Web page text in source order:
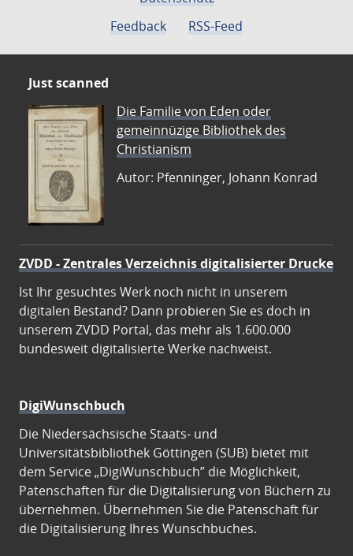
Feedback
RSS-Feed
Just scanned
Die Familie von Eden oder
gemeinnüzige Bibliothek des
Christianism
Autor: Pfenninger, Johann Konrad
ZVDD - Zentrales Verzeichnis digitalisierter Drucke
Ist Ihr gesuchtes Werk noch nicht in unserem
digitalen Bestand? Dann probieren Sie es doch in
unserem ZVDD Portal, das mehr als 1.600.000
bundesweit digitalisierte Werke nachweist.
DigiWunschbuch
Die Niedersächsische Staats- und
Universitätsbibliothek Göttingen (SUB) bietet mit
dem Service „DigiWunschbuch” die Möglichkeit,
Patenschaften für die Digitalisierung von Büchern zu
übernehmen. Übernehmen Sie die Patenschaft für
die Digitalisierung Ihres Wunschbuches.